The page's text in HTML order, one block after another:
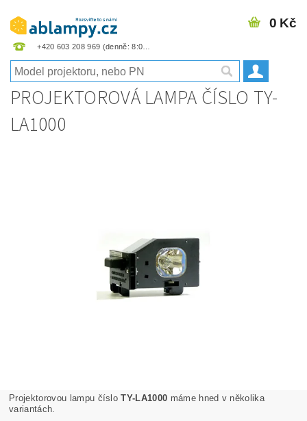
+420 603 208 969
0 Kč
PROJEKTOROVÁ LAMPA ČÍSLO TY-
LA1000
Projektorovou lampu čísloTY-LA1000 máme hned v několika
variantách.